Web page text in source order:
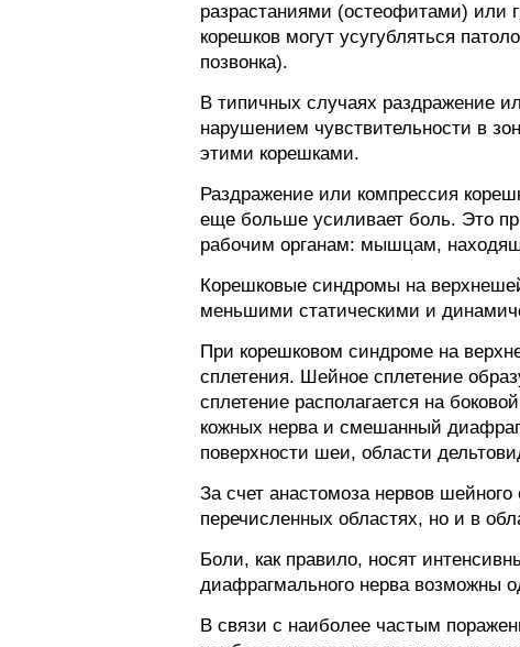
разрастаниями (остеофитами) или
корешков могут усугубляться
позвонка).
В типичных случаях раздражение
нарушением чувствительности в
этими корешками.
Раздражение или компрессия
еще больше усиливает боль. Это
рабочим органам: мышцам,
Корешковые синдромы на
меньшими статическими и
При корешковом синдроме на
сплетения. Шейное сплетение
сплетение располагается на
кожных нерва и смешанный
поверхности шеи, области
За счет анастомоза нервов
перечисленных областях, но и в
Боли, как правило, носят
диафрагмального нерва возможны
В связи с наиболее частым